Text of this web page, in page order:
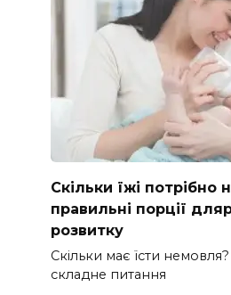
Скільки їжі потрібно
правильні порції
розвитку
Скільки має їсти
складне питання